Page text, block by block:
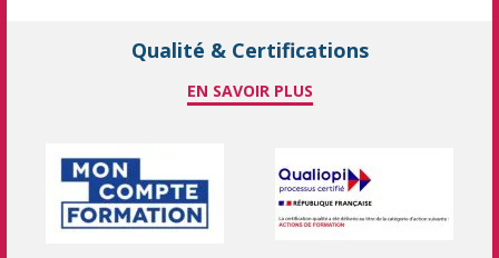
Qualité & Certifications
EN SAVOIR PLUS